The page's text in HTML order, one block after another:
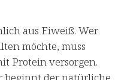
aus Eiweiß. Wer
möchte, muss
Protein versorgen.